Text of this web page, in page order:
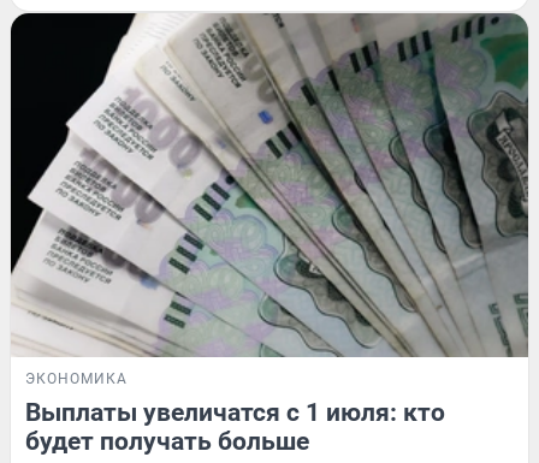
ЭКОНОМИКА
Выплаты увеличатся с 1 июля: кто
будет получать больше